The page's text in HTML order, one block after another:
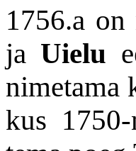
1756.a
ja Uielu
nimetama
kus 1750-